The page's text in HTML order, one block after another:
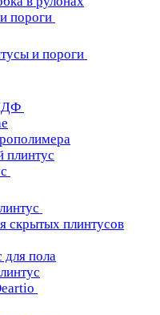
пороги
и пороги
плинтус
скрытых плинтусов
для пола